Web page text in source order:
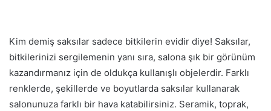
Kim demiş saksılar sadece bitkilerin evidir diye! Saksılar,
bitkilerinizi sergilemenin yanı sıra, salona şık bir görünüm
kazandırmanız için de oldukça kullanışlı objelerdir. Farklı
renklerde, şekillerde ve boyutlarda saksılar kullanarak
salonunuza farklı bir hava katabilirsiniz. Seramik, toprak,